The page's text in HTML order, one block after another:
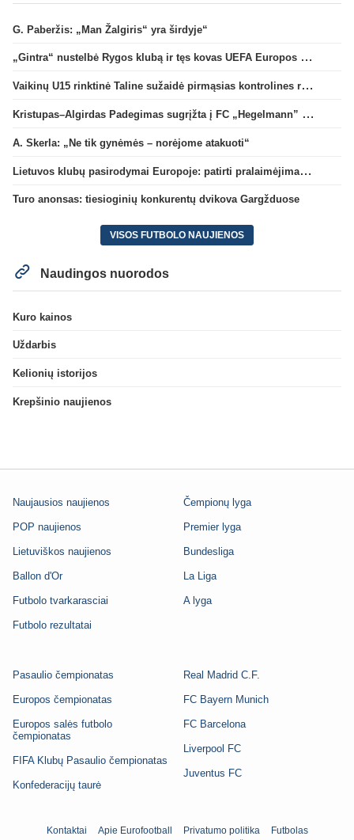
G. Paberžis: „Man Žalgiris“ yra širdyje“
„Gintra“ nustelbė Rygos klubą ir tęs kovas UEFA Europos taurės atrankoje
Vaikinų U15 rinktinė Taline sužaidė pirmąsias kontrolines rungtynes
Kristupas–Algirdas Padegimas sugrįžta į FC „Hegelmann” B sudėtį
A. Skerla: „Ne tik gynėmės – norėjome atakuoti“
Lietuvos klubų pasirodymai Europoje: patirti pralaimėjimai Kroatijos atstovams
Turo anonsas: tiesioginių konkurentų dvikova Gargžduose
VISOS FUTBOLO NAUJIENOS
Naudingos nuorodos
Kuro kainos
Uždarbis
Kelionių istorijos
Krepšinio naujienos
Naujausios naujienos
POP naujienos
Lietuviškos naujienos
Ballon d'Or
Futbolo tvarkarasciai
Futbolo rezultatai
Čempionų lyga
Premier lyga
Bundesliga
La Liga
A lyga
Pasaulio čempionatas
Europos čempionatas
Europos salės futbolo
čempionatas
FIFA Klubų Pasaulio čempionatas
Konfederacijų taurė
Real Madrid C.F.
FC Bayern Munich
FC Barcelona
Liverpool FC
Juventus FC
Kontaktai Apie Eurofootball Privatumo politika Futbolas